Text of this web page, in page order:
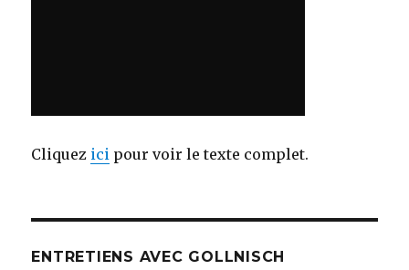
Cliquez ici pour voir le texte complet.
ENTRETIENS AVEC GOLLNISCH